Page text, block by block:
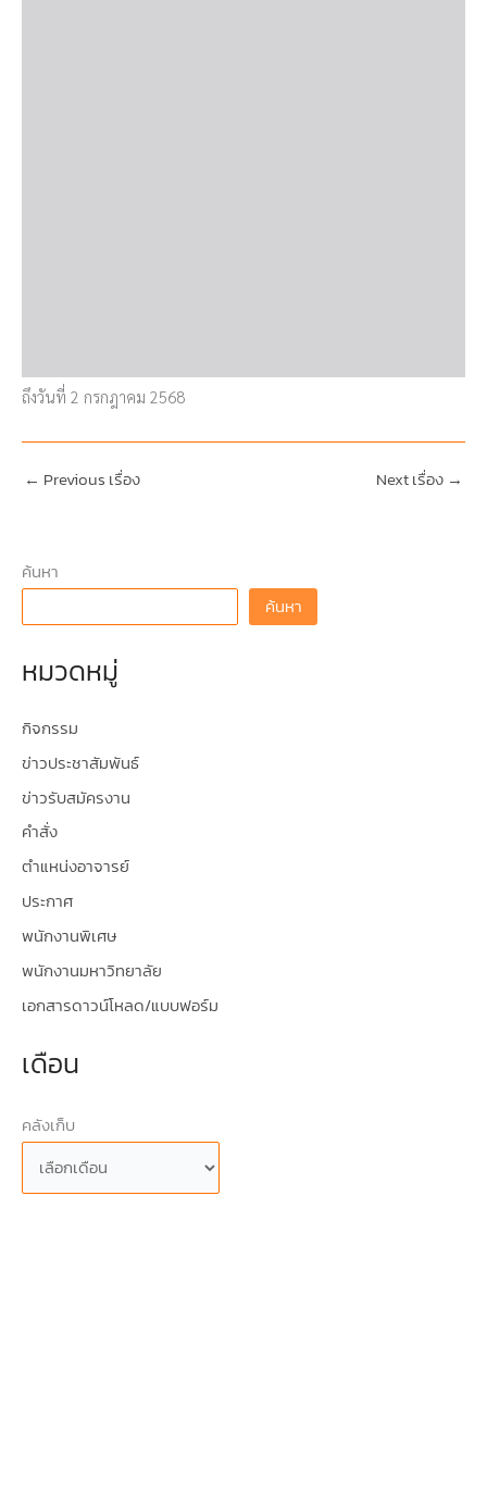
ถึงวันที่ 2 กรกฎาคม 2568
← Previous เรื่อง Next เรื่อง →
ค้นหา
ค้นหา
หมวดหมู่
กิจกรรม
ข่าวประชาสัมพันธ์
ข่าวรับสมัครงาน
คำสั่ง
ตำแหน่งอาจารย์
ประกาศ
พนักงานพิเศษ
พนักงานมหาวิทยาลัย
เอกสารดาวน์โหลด/แบบฟอร์ม
เดือน
คลังเก็บ